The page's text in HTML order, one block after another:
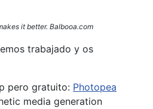
it better. Balbooa.com
trabajado y os
pero gratuito: Photopea
media generation